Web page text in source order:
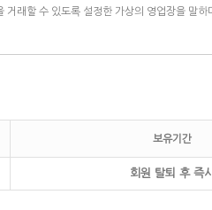
보유기간
회원 탈퇴 후 즉시